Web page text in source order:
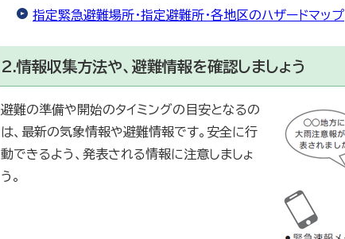
指定緊急避難場所・指定避難所・各地区のハザードマップ
2.情報収集方法や、避難情報を確認しましょう
避難の準備や開始のタイミングの目安となるの
は、最新の気象情報や避難情報です。安全に行
動できるよう、発表される情報に注意しましょ
う。